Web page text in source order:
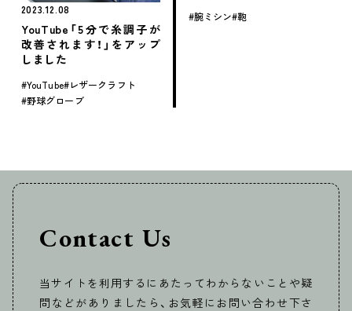
2023.12.08
YouTube「5分で糸調子が
改善されます！」をアップ
しました
YouTube レザークラフト
野球グローブ
腕ミシン 鞄
Contact Us
当サイトを利用するにあたってわからないことや疑
問などがありましたら、お気軽にお問い合わせ下さ